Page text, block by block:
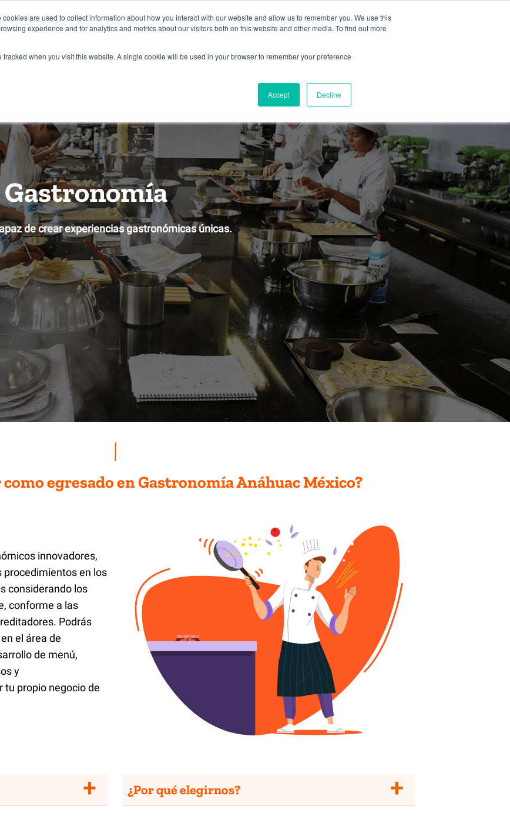
are used to collect information about how you interact with our website and allow us to remember you. We use this
experience and for analytics and metrics about our visitors both on this website and other media. To find out more
tracked when you visit this website. A single cookie will be used in your browser to remember your preference
Accept Decline
de crear experiencias gastronómicas únicas.
como egresado en Gastronomía Anáhuac México?
innovadores,
procedimientos en los
considerando los
conforme a las
Podrás
el área de
de menú,
y
tu propio negocio de
¿Por qué elegirnos?